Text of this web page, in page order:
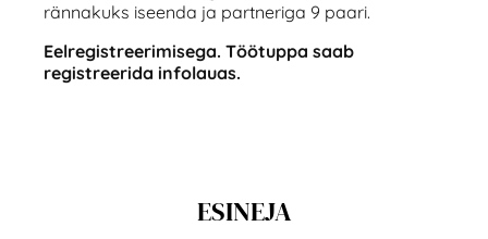
rännakuks iseenda ja partneriga 9 paari.
Eelregistreerimisega. Töötuppa saab
registreerida infolauas.
ESINEJA